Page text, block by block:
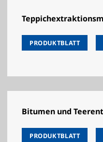
PRODUKTBLATT
Bitumen und
PRODUKTBLATT